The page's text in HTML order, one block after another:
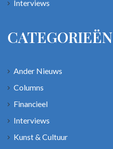
Interviews
CATEGORIEËN
Ander Nieuws
Columns
Financieel
Interviews
Kunst & Cultuur